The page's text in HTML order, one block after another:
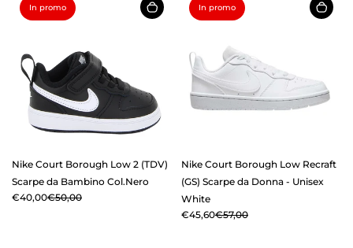
In promo
Nike Court Borough Low 2 (TDV)
Scarpe da Bambino Col.Nero
€40,00€50,00
In promo
Nike Court Borough Low Recraft
(GS) Scarpe da Donna - Unisex
White
€45,60€57,00